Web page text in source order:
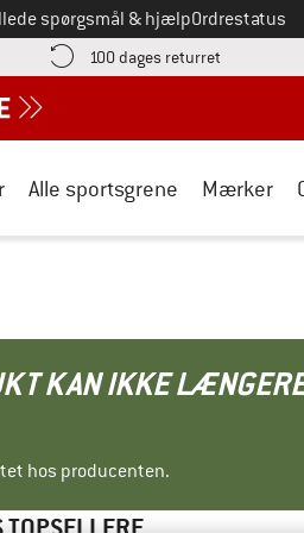
spørgsmål & hjælpOrdrestatus
Åbnes i en infoboks
100 dages returret Gå til
Alle sportsgrene Mærker
KAN IKKE
hos producenten.